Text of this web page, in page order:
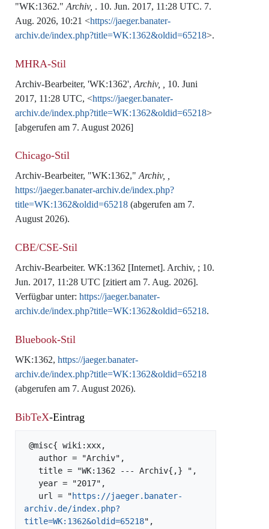
"WK:1362." Archiv, . 10. Jun. 2017, 11:28 UTC. 7.
Aug. 2026, 10:21 <https://jaeger.banater-
archiv.de/index.php?title=WK:1362&oldid=65218>.
MHRA-Stil
Archiv-Bearbeiter, 'WK:1362', Archiv, ,
10. Juni
2017, 11:28 UTC, <https://jaeger.banater-
archiv.de/index.php?title=WK:1362&oldid=65218>
[abgerufen am 7. August 2026]
Chicago-Stil
Archiv-Bearbeiter, "WK:1362," Archiv, ,
https://jaeger.banater-archiv.de/index.php?
title=WK:1362&oldid=65218 (abgerufen am 7.
August 2026).
CBE/CSE-Stil
Archiv-Bearbeiter. WK:1362 [Internet]. Archiv, ; 10.
Jun. 2017, 11:28 UTC [zitiert am 7. Aug. 2026].
Verfügbar unter: https://jaeger.banater-
archiv.de/index.php?title=WK:1362&oldid=65218.
Bluebook-Stil
WK:1362, https://jaeger.banater-
archiv.de/index.php?title=WK:1362&oldid=65218
(abgerufen am 7. August 2026).
BibTeX-Eintrag
   url = "
https://jaeger.banater-
archiv.de/index.php?
title=WK:1362&oldid=65218",